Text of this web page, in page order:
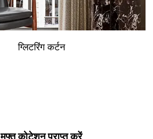
ग्लिटरिंग कर्टन
मुफ्त कोटेशन प्राप्त करें